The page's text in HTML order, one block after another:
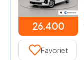
26.400
Favoriet